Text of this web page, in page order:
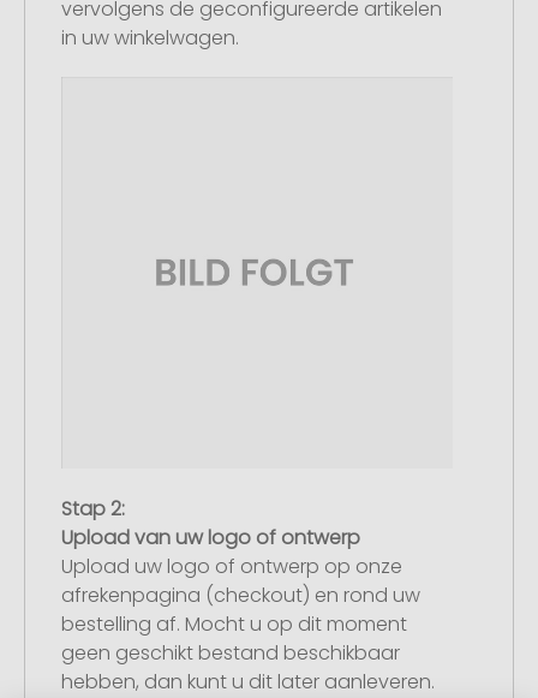
vervolgens de geconfigureerde artikelen
in uw winkelwagen.
Stap 2:
Upload van uw logo of ontwerp
Upload uw logo of ontwerp op onze
afrekenpagina (checkout) en rond uw
bestelling af. Mocht u op dit moment
geen geschikt bestand beschikbaar
hebben, dan kunt u dit later aanleveren.